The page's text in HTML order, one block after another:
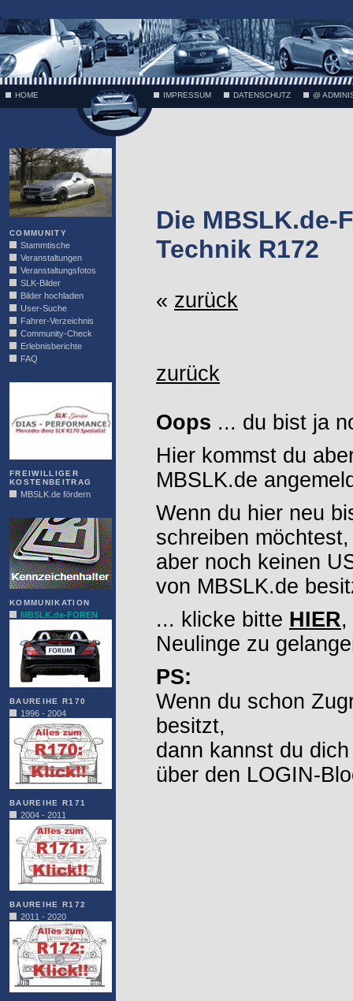
;
HOME IMPRESSUM DATENSCHUTZ @
COMMUNITY
Stammtische
Veranstaltungen
Veranstaltungsfotos
SLK-Bilder
Bilder hochladen
User-Suche
Fahrer-Verzeichnis
Community-Check
Erlebnisberichte
FAQ
FREIWILLIGER
KOSTENBEITRAG
MBSLK.de fördern
KOMMUNIKATION
MBSLK.de-FOREN
BAUREIHE R170
1996 - 2004
BAUREIHE R171
2004 - 2011
BAUREIHE R172
2011 - 2020
Die MBSLK.de-
Technik R172
« zurück
zurück
Oops ... du bist ja
Hier kommst du
MBSLK.de
Wenn du hier neu
schreiben möchtest,
aber noch keinen
von MBSLK.de
... klicke bitte HIER,
Neulinge zu
PS:
Wenn du schon
besitzt,
dann kannst du
über den LOGIN-